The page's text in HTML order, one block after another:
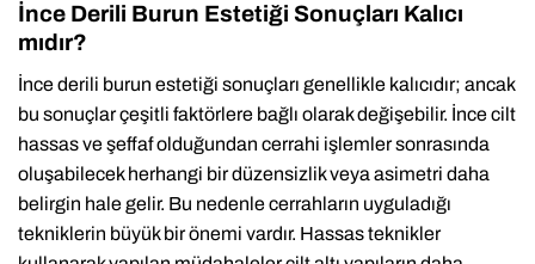
İnce Derili Burun Estetiği Sonuçları Kalıcı
mıdır?
İnce derili burun estetiği sonuçları genellikle kalıcıdır; ancak
bu sonuçlar çeşitli faktörlere bağlı olarak değişebilir. İnce cilt
hassas ve şeffaf olduğundan cerrahi işlemler sonrasında
oluşabilecek herhangi bir düzensizlik veya asimetri daha
belirgin hale gelir. Bu nedenle cerrahların uyguladığı
tekniklerin büyük bir önemi vardır. Hassas teknikler